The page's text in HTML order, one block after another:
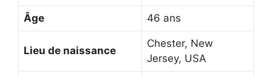
Âge 46 ans
Lieu de naissance
Chester, New
Jersey, USA